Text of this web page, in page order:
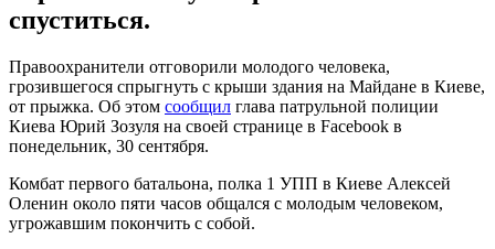
спуститься.
Правоохранители отговорили молодого человека,
грозившегося спрыгнуть с крыши здания на Майдане в Киеве,
от прыжка. Об этом сообщил глава патрульной полиции
Киева Юрий Зозуля на своей странице в Facebook в
понедельник, 30 сентября.
Комбат первого батальона, полка 1 УПП в Киеве Алексей
Оленин около пяти часов общался с молодым человеком,
угрожавшим покончить с собой.